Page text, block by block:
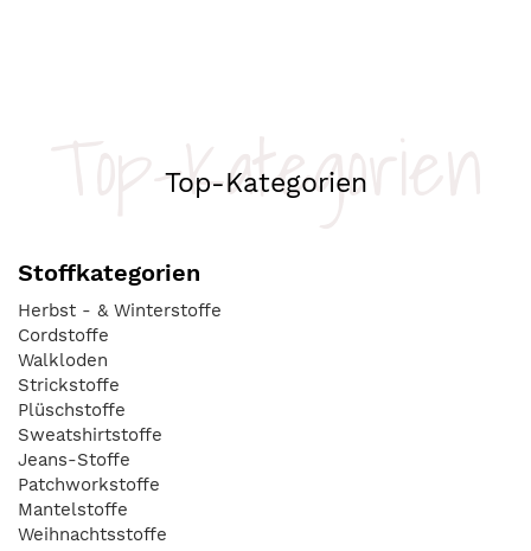
Top-Kategorien
Top-Kategorien
Stoffkategorien
Herbst - & Winterstoffe
Cordstoffe
Walkloden
Strickstoffe
Plüschstoffe
Sweatshirtstoffe
Jeans-Stoffe
Patchworkstoffe
Mantelstoffe
Weihnachtsstoffe